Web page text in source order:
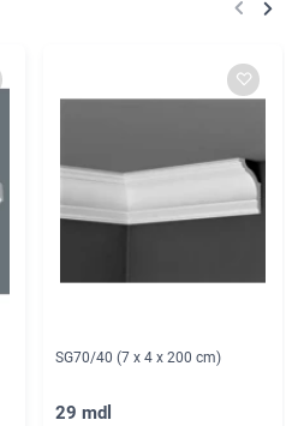
SG70/40 (7 x 4 x 200 cm)
29 mdl